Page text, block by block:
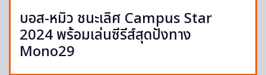
บอส-หมิว ชนะเลิศ Campus Star
2024 พร้อมเล่นซีรีส์สุดปังทาง
Mono29